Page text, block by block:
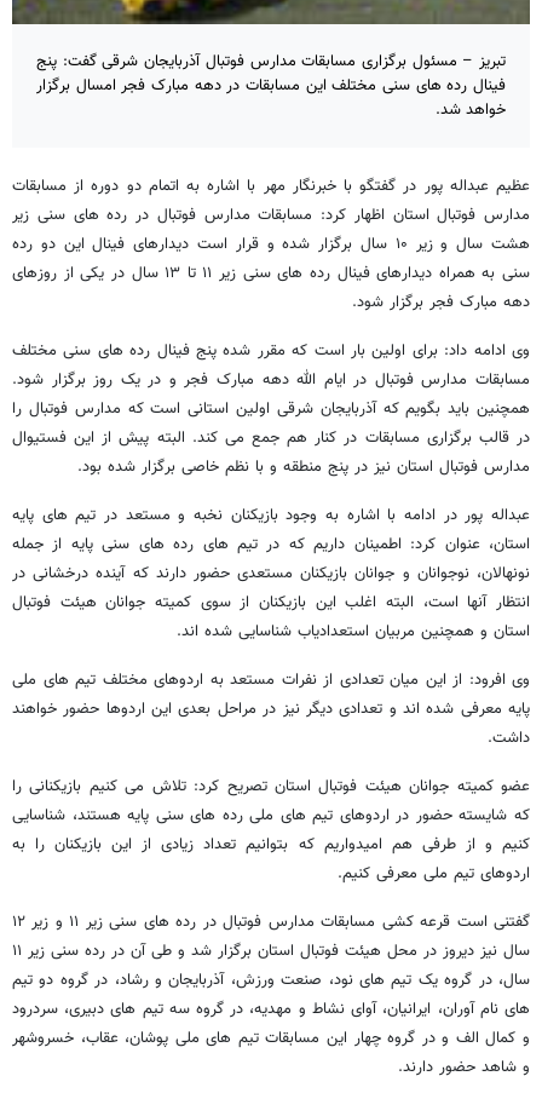
تبریز – مسئول برگزاری مسابقات مدارس فوتبال آذربایجان شرقی گفت: پنج
فینال رده های سنی مختلف این مسابقات در دهه مبارک فجر امسال برگزار
خواهد شد.
عظیم عبداله پور در گفتگو با خبرنگار مهر با اشاره به اتمام دو دوره از مسابقات
مدارس فوتبال استان اظهار کرد: مسابقات مدارس فوتبال در رده های سنی زیر
هشت سال و زیر ۱۰ سال برگزار شده و قرار است دیدارهای فینال این دو رده
سنی به همراه دیدارهای فینال رده های سنی زیر ۱۱ تا ۱۳ سال در یکی از روزهای
دهه مبارک فجر برگزار شود.
وی ادامه داد: برای اولین بار است که مقرر شده پنج فینال رده های سنی مختلف
مسابقات مدارس فوتبال در ایام الله دهه مبارک فجر و در یک روز برگزار شود.
همچنین باید بگویم که آذربایجان شرقی اولین استانی است که مدارس فوتبال را
در قالب برگزاری مسابقات در کنار هم جمع می کند. البته پیش از این فستیوال
مدارس فوتبال استان نیز در پنج منطقه و با نظم خاصی برگزار شده بود.
عبداله پور در ادامه با اشاره به وجود بازیکنان نخبه و مستعد در تیم های پایه
استان، عنوان کرد: اطمینان داریم که در تیم های رده های سنی پایه از جمله
نونهالان، نوجوانان و جوانان بازیکنان مستعدی حضور دارند که آینده درخشانی در
انتظار آنها است، البته اغلب این بازیکنان از سوی کمیته جوانان هیئت فوتبال
استان و همچنین مربیان استعدادیاب شناسایی شده اند.
وی افرود: از این میان تعدادی از نفرات مستعد به اردوهای مختلف تیم های ملی
پایه معرفی شده اند و تعدادی دیگر نیز در مراحل بعدی این اردوها حضور خواهند
داشت.
عضو کمیته جوانان هیئت فوتبال استان تصریح کرد: تلاش می کنیم بازیکنانی را
که شایسته حضور در اردوهای تیم های ملی رده های سنی پایه هستند، شناسایی
کنیم و از طرفی هم امیدواریم که بتوانیم تعداد زیادی از این بازیکنان را به
اردوهای تیم ملی معرفی کنیم.
گفتنی است قرعه کشی مسابقات مدارس فوتبال در رده های سنی زیر ۱۱ و زیر ۱۲
سال نیز دیروز در محل هیئت فوتبال استان برگزار شد و طی آن در رده سنی زیر ۱۱
سال، در گروه یک تیم های نود، صنعت ورزش، آذربایجان و رشاد، در گروه دو تیم
های نام آوران، ایرانیان، آوای نشاط و مهدیه، در گروه سه تیم های دبیری، سردرود
و کمال الف و در گروه چهار این مسابقات تیم های ملی پوشان، عقاب، خسروشهر
و شاهد حضور دارند.